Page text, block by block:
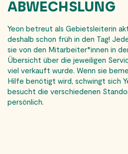
ABWECHSLUNG
Yeon betreut als Gebietsleiterin
deshalb schon früh in den Tag!
sie von den Mitarbeiter*innen in
Übersicht über die jeweiligen
viel verkauft wurde. Wenn sie
Hilfe benötigt wird, schwingt sich
besucht die verschiedenen
persönlich.